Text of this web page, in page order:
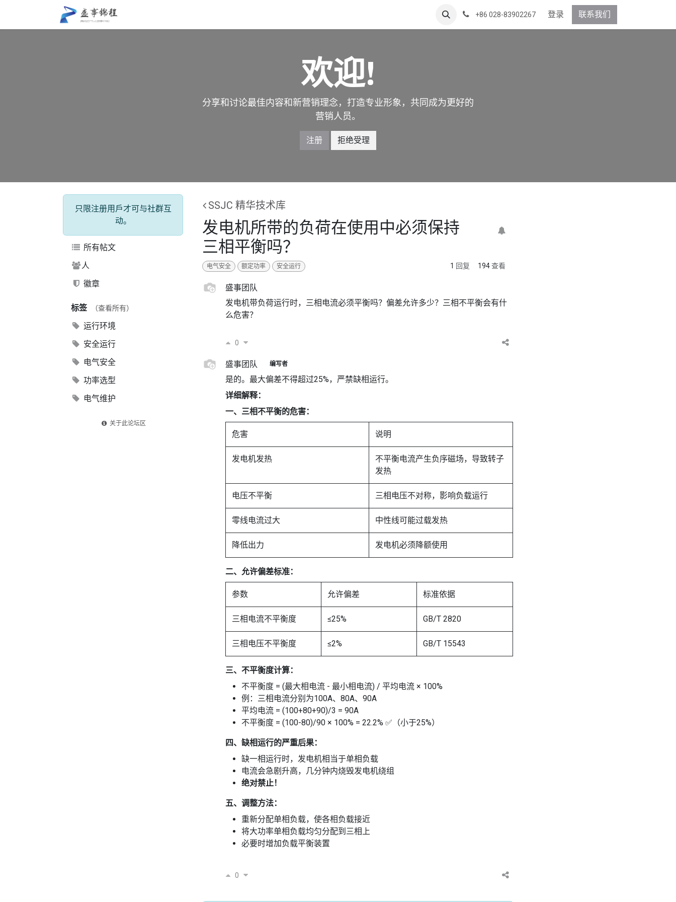
+86 028-83902267 登录 联系我们
欢迎!
分享和讨论最佳内容和新营销理念，打造专业形象，共同成为更好的
营销人员。
注册 拒绝受理
只限注册用戶才可与社群互
动。
所有帖文
人
徽章
标签 （查看所有）
运行环境
安全运行
电气安全
功率选型
电气维护
关于此论坛区
SSJC 精华技术库
发电机所带的负荷在使用中必须保持
三相平衡吗？
电气安全 额定功率 安全运行 1 回复 194查看
盛事团队
发电机带负荷运行时，三相电流必须平衡吗？偏差允许多少？三相不平衡会有什
么危害？
0
盛事团队 编写者
是的。最大偏差不得超过25%，严禁缺相运行。
详细解释：
一、三相不平衡的危害：
危害 说明
发电机发热
不平衡电流产生负序磁场，导致转子
发热
电压不平衡 三相电压不对称，影响负载运行
零线电流过大 中性线可能过载发热
降低出力 发电机必须降额使用
二、允许偏差标准：
参数 允许偏差 标准依据
三相电流不平衡度 ≤25% GB/T 2820
三相电压不平衡度 ≤2% GB/T 15543
三、不平衡度计算：
不平衡度 = (最大相电流 - 最小相电流) / 平均电流 × 100%
例：三相电流分别为100A、80A、90A
平均电流 = (100+80+90)/3 = 90A
不平衡度 = (100-80)/90 × 100% = 22.2% ✅（小于25%）
四、缺相运行的严重后果：
缺一相运行时，发电机相当于单相负载
电流会急剧升高，几分钟内烧毁发电机绕组
绝对禁止！
五、调整方法：
重新分配单相负载，使各相负载接近
将大功率单相负载均匀分配到三相上
必要时增加负载平衡装置
0